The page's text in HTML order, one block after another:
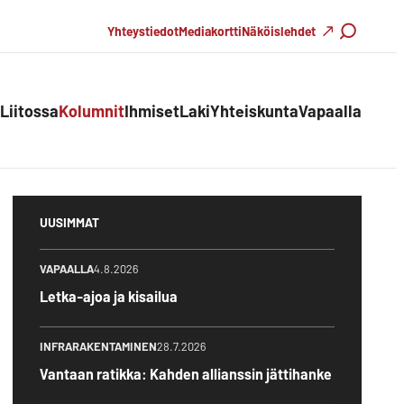
YhteystiedotMediakorttiNäköislehdet
Haku
LiitossaKolumnitIhmisetLakiYhteiskuntaVapaalla
UUSIMMAT
VAPAALLA4.8.2026
Letka-ajoa ja kisailua
INFRARAKENTAMINEN28.7.2026
Vantaan ratikka: Kahden allianssin jättihanke